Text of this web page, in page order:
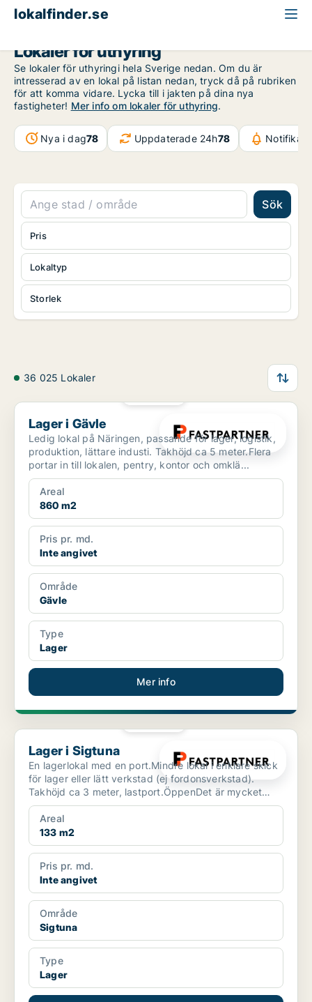
lokalfinder.se
Lokaler för uthyring
Se lokaler för uthyringi hela Sverige nedan. Om du är
intresserad av en lokal på listan nedan, tryck då på rubriken
för att komma vidare. Lycka till i jakten på dina nya
fastigheter! Mer info om lokaler för uthyring.
Nya i dag78 Uppdaterade 24h78
Sök
Lokaltyp
Storlek
Pris
36 025 Lokaler
Lager i Gävle
Lager i Gävle
Ledig lokal på Näringen, passande för lager, logistik,
produktion, lättare industi. Takhöjd ca 5 meter.Flera
portar in till lokalen, pentry, kontor och omklä...
Areal
860 m2
Pris pr. md.
Inte angivet
Område
Gävle
Type
Lager
Mer info
Lager i Sigtuna
Lager i Sigtuna
En lagerlokal med en port.Mindre lokal i enklare skick
för lager eller lätt verkstad (ej fordonsverkstad).
Takhöjd ca 3 meter, lastport.ÖppenDet är mycket
sm...
Areal
133 m2
Pris pr. md.
Inte angivet
Område
Sigtuna
Type
Lager